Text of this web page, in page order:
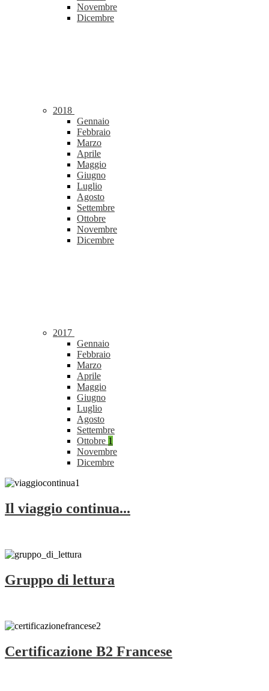
Novembre
Dicembre
2018
Gennaio
Febbraio
Marzo
Aprile
Maggio
Giugno
Luglio
Agosto
Settembre
Ottobre
Novembre
Dicembre
2017
Gennaio
Febbraio
Marzo
Aprile
Maggio
Giugno
Luglio
Agosto
Settembre
Ottobre 1
Novembre
Dicembre
Il viaggio continua...
Gruppo di lettura
Certificazione B2 Francese